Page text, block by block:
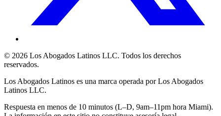
© 2026 Los Abogados Latinos LLC. Todos los derechos
reservados.
Los Abogados Latinos es una marca operada porLos Abogados
Latinos LLC.
Respuesta en menos de 10 minutos (L–D, 9am–11pm hora Miami).